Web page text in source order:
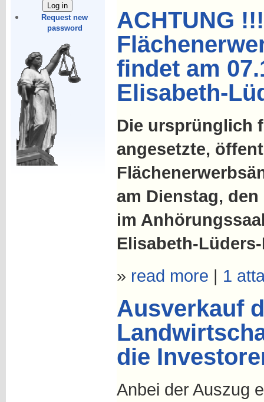
Request new
password
ACHTUNG
findet am
Elisabeth-
Die ursprünglich
angesetzte,
am Dienstag, den
im Anhörungss
Elisabeth-
» read more | 1
Ausverkauf
die
Anbei der Auszug